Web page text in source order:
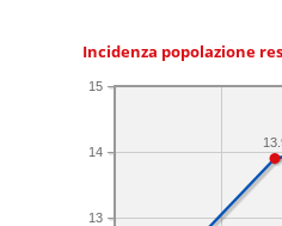
Incidenza popolazione
13
14
15